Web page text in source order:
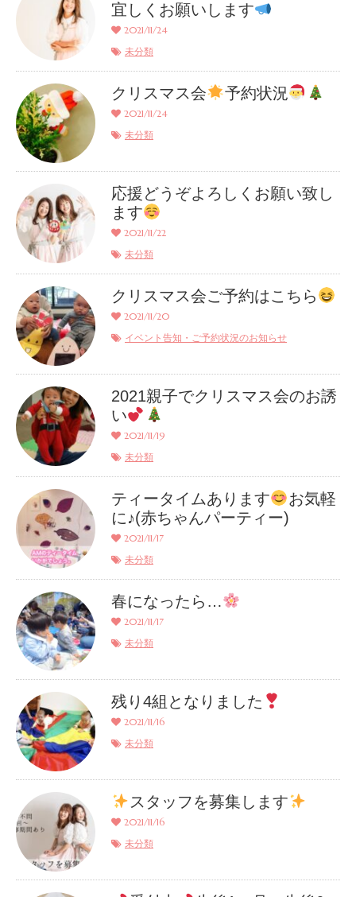
宜しくお願いします
2021/11/24
未分類
クリスマス会 予約状況
2021/11/24
未分類
応援どうぞよろしくお願い致し
ます
2021/11/22
未分類
クリスマス会ご予約はこちら
2021/11/20
イベント告知・ご予約状況のお知らせ
2021親子でクリスマス会のお誘
い
2021/11/19
未分類
ティータイムあります
お気軽
に♪(赤ちゃんパーティー)
2021/11/17
未分類
春になったら…
2021/11/17
未分類
残り4組となりました
2021/11/16
未分類
スタッフを募集します
2021/11/16
未分類